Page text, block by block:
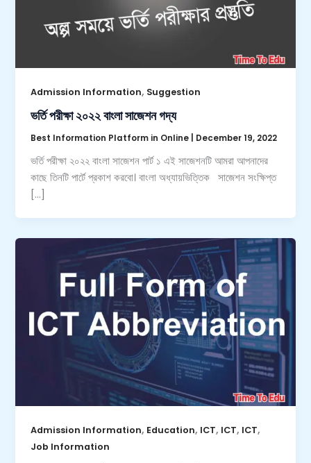
Admission Information, Suggestion
ভর্তি পরীক্ষা ২০২২ বাংলা সাজেশন গদ্য
Best Information Platform in Online December 19, 2022
ভর্তি পরীক্ষা ২০২২ বাংলা সাজেশন পার্ট ১ এই সাজেশনটি আমরা আপনাদের
কাছে তিনটি পার্টে প্রকাশ করবো। বাংলা অধ্যায়ভিত্তিক সাজেশন সংক্ষিপ্ত
[…]
Admission Information, Education, ICT, ICT, ICT,
Job Information